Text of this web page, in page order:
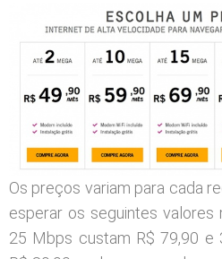
Os preços variam para cada
esperar os seguintes valores
25 Mbps custam R$ 79,90 e